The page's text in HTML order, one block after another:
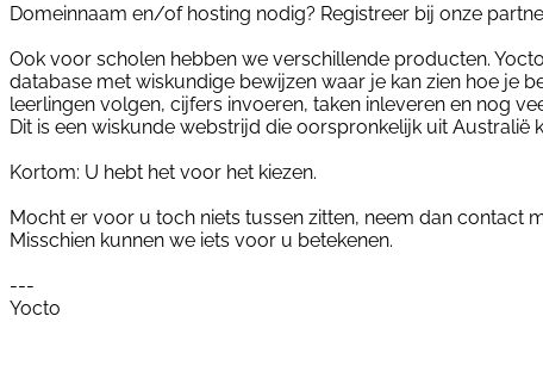
Domeinnaam en/of hosting nodig? Registreer bij onze
Ook voor scholen hebben we verschillende producten.
database met wiskundige bewijzen waar je kan zien hoe je
leerlingen volgen, cijfers invoeren, taken inleveren en nog
Dit is een wiskunde webstrijd die oorspronkelijk uit Australië
Kortom: U hebt het voor het kiezen.
Mocht er voor u toch niets tussen zitten, neem dan contact
Misschien kunnen we iets voor u betekenen.
---
Yocto